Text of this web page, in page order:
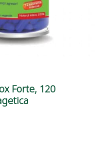
Forte, 120